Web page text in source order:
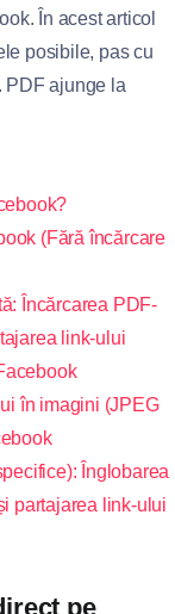
În acest articol
posibile, pas cu
PDF ajunge la
(Fără încărcare
Încărcarea PDF-
link-ului
în imagini (JPEG
Înglobarea
partajarea link-ului
pe